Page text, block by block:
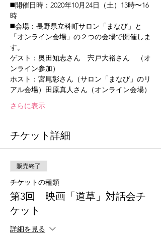
◼️開催日時：2020年10月24日（土）13時〜16
時
◼️会場：長野県立科町サロン「まなび」と
「オンライン会場」の２つの会場で開催しま
す。
ゲスト：奥田知志さん　宍戸大裕さん　（オ
ンライン参加）
ホスト：宮尾彰さん（サロン「まなび」のリ
アル会場）田原真人さん（オンライン会場）
さらに表示
チケット詳細
販売終了
チケットの種類
第3回 映画「道草」対話会チ
ケット
詳細を見る